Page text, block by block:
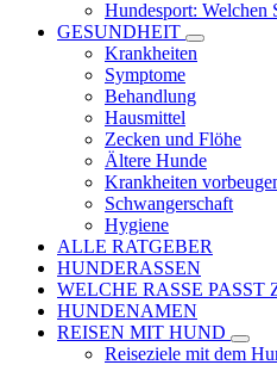
Hundesport: Welchen
GESUNDHEIT
Krankheiten
Symptome
Behandlung
Hausmittel
Zecken und Flöhe
Ältere Hunde
Krankheiten
Schwangerschaft
Hygiene
ALLE RATGEBER
HUNDERASSEN
WELCHE RASSE PASST
HUNDENAMEN
REISEN MIT HUND
Reiseziele mit dem